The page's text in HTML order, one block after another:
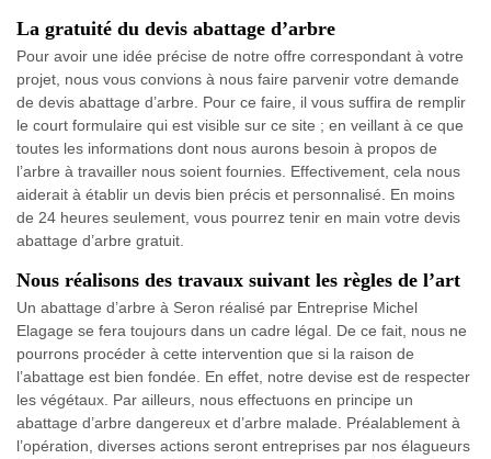
La gratuité du devis abattage d’arbre
Pour avoir une idée précise de notre offre correspondant à votre
projet, nous vous convions à nous faire parvenir votre demande
de devis abattage d’arbre. Pour ce faire, il vous suffira de remplir
le court formulaire qui est visible sur ce site ; en veillant à ce que
toutes les informations dont nous aurons besoin à propos de
l’arbre à travailler nous soient fournies. Effectivement, cela nous
aiderait à établir un devis bien précis et personnalisé. En moins
de 24 heures seulement, vous pourrez tenir en main votre devis
abattage d’arbre gratuit.
Nous réalisons des travaux suivant les règles de l’art
Un abattage d’arbre à Seron réalisé par Entreprise Michel
Elagage se fera toujours dans un cadre légal. De ce fait, nous ne
pourrons procéder à cette intervention que si la raison de
l’abattage est bien fondée. En effet, notre devise est de respecter
les végétaux. Par ailleurs, nous effectuons en principe un
abattage d’arbre dangereux et d’arbre malade. Préalablement à
l’opération, diverses actions seront entreprises par nos élagueurs